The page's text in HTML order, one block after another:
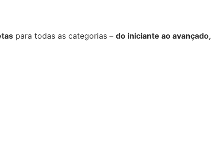
para todas as categorias – do iniciante ao avançado,